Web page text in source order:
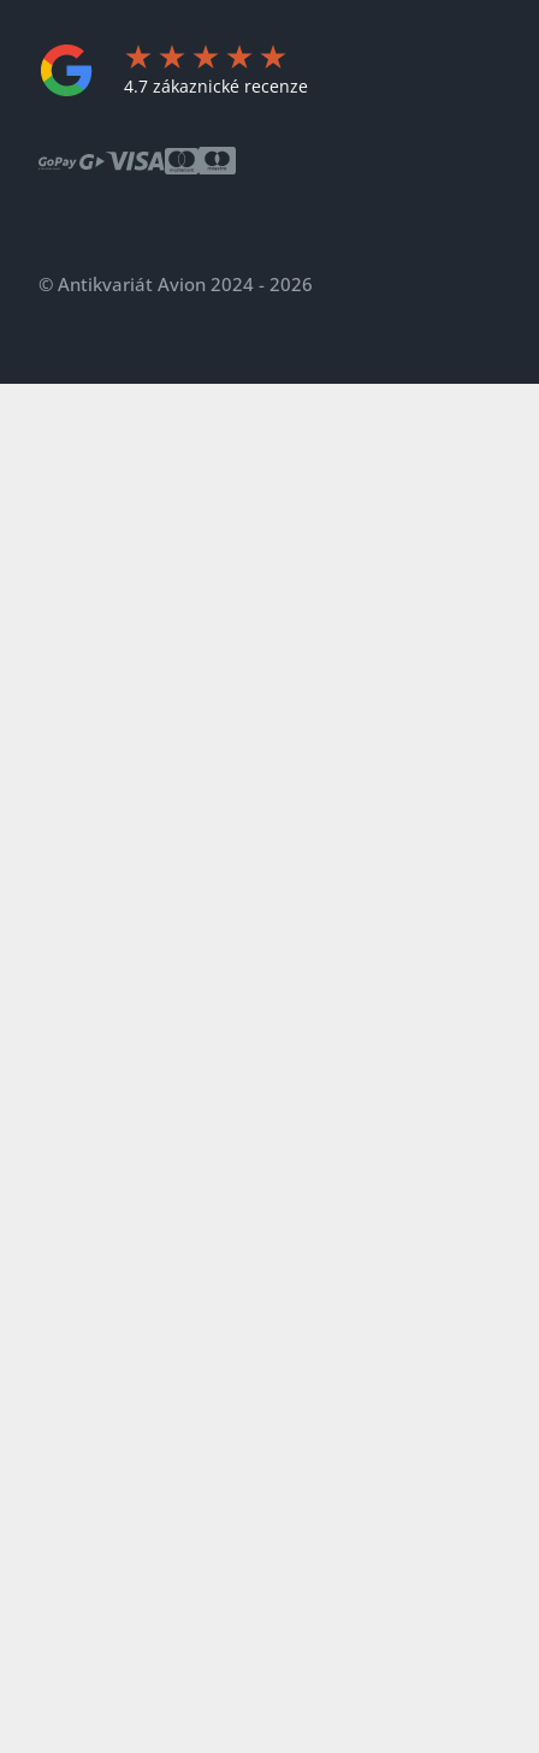
4.7 zákaznické recenze
© Antikvariát Avion 2024 - 2026